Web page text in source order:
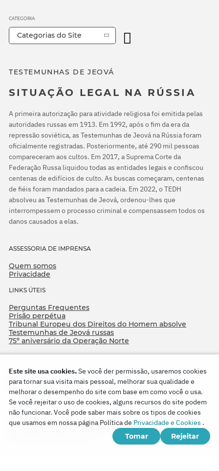
TESTEMUNHAS DE JEOVÁ
SITUAÇÃO LEGAL NA RÚSSIA
A primeira autorização para atividade religiosa foi emitida pelas
autoridades russas em 1913. Em 1992, após o fim da era da
repressão soviética, as Testemunhas de Jeová na Rússia foram
oficialmente registradas. Posteriormente, até 290 mil pessoas
compareceram aos cultos. Em 2017, a Suprema Corte da
Federação Russa liquidou todas as entidades legais e confiscou
centenas de edifícios de culto. As buscas começaram, centenas
de fiéis foram mandados para a cadeia. Em 2022, o TEDH
absolveu as Testemunhas de Jeová, ordenou-lhes que
interrompessem o processo criminal e compensassem todos os
danos causados a elas.
ASSESSORIA DE IMPRENSA
Quem somos
Privacidade
LINKS ÚTEIS
Perguntas Frequentes
Prisão perpétua
Tribunal Europeu dos Direitos do Homem absolve
Testemunhas de Jeová russas
75º aniversário da Operação Norte
CATEGORIA
Categorias do Site
Copyright © 2026
Watch Tower Bible and Tract Society of Korea.
Este site usa cookies.Se você der permissão, usaremos cookies
para tornar sua visita mais pessoal, melhorar sua qualidade e
melhorar o desempenho do site com base em como você o usa.
Se você rejeitar o uso de cookies, alguns recursos do site podem
não funcionar. Você pode saber mais sobre os tipos de cookies
que usamos em nossa página Política de Privacidade e Cookies .
Tomar
Rejeitar